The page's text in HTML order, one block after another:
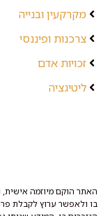
מקרקעין ובנייה
צרכנות ופיננסי
זכויות אדם
ליטיגציה
האתר הוקם מיוזמה
בו ולאפשר ערוץ לקבלת